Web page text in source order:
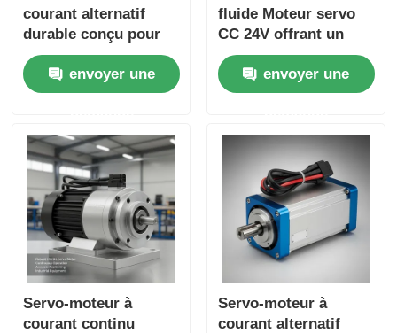
courant alternatif
durable conçu pour
un travail continu et
un positionnement
précis dans les
fabrication
automatisés
envoyer une
fluide Moteur servo
CC 24V offrant un
positionnement
précis et des
performances
applications CNC
envoyer une
Servo-moteur à
courant continu
Servo-moteur à
courant alternatif